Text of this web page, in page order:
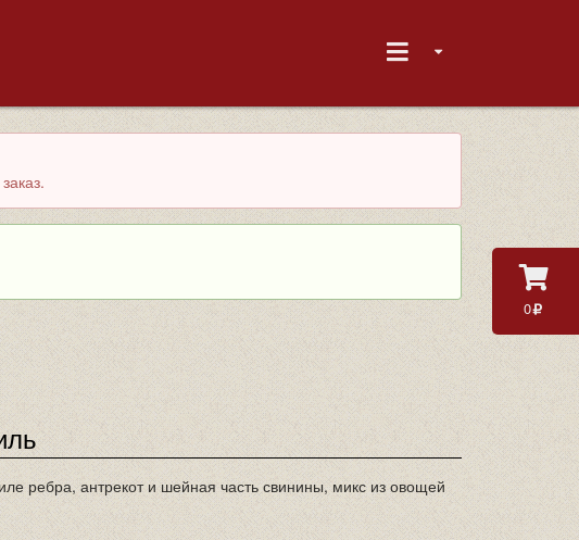
0
ребра, антрекот и шейная часть свинины, микс из овощей